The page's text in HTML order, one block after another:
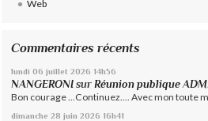
Web
Commentaires récents
lundi 06 juillet 2026 14h56
NANGERONI surRéunion publique
Bon courage ...Continuez.... Avec mon toute
dimanche 28 juin 2026 16h41